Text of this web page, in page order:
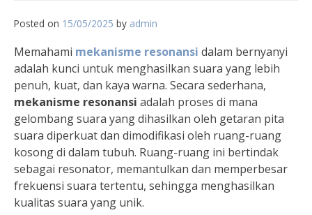
Posted on 15/05/2025 by admin
Memahami mekanisme resonansi dalam bernyanyi
adalah kunci untuk menghasilkan suara yang lebih
penuh, kuat, dan kaya warna. Secara sederhana,
mekanisme resonansi adalah proses di mana
gelombang suara yang dihasilkan oleh getaran pita
suara diperkuat dan dimodifikasi oleh ruang-ruang
kosong di dalam tubuh. Ruang-ruang ini bertindak
sebagai resonator, memantulkan dan memperbesar
frekuensi suara tertentu, sehingga menghasilkan
kualitas suara yang unik.